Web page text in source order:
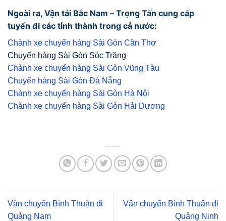
Ngoài ra, Vận tải Bắc Nam – Trọng Tấn cung cấp
tuyến đi các tỉnh thành trong cả nước:
Chành xe chuyển hàng Sài Gòn Cần Thơ
Chuyển hàng Sài Gòn Sóc Trăng
Chành xe chuyển hàng Sài Gòn Vũng Tàu
Chuyển hàng Sài Gòn Đà Nẵng
Chành xe chuyển hàng Sài Gòn Hà Nội
Chành xe chuyển hàng Sài Gòn Hải Dương
Vận chuyển Bình Thuận đi
Quảng Nam
Vận chuyển Bình Thuận đi
Quảng Ninh